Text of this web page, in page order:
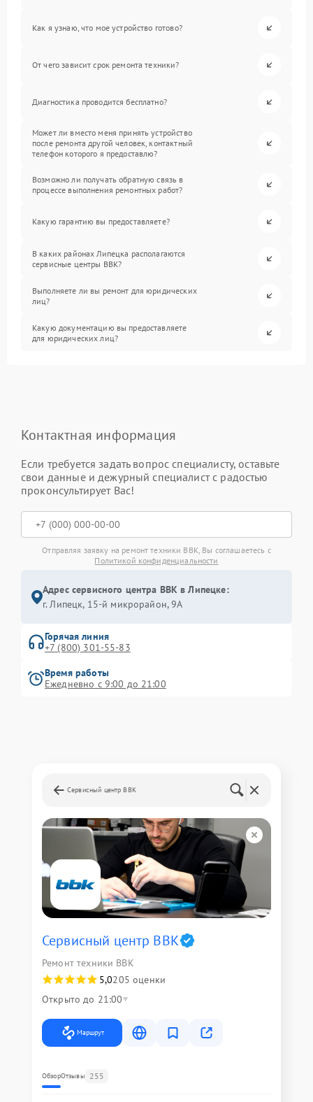
Как я узнаю, что мое устройство готово?
От чего зависит срок ремонта техники?
Диагностика проводится бесплатно?
Может ли вместо меня принять устройство
после ремонта другой человек, контактный
телефон которого я предоставлю?
Возможно ли получать обратную связь в
процессе выполнения ремонтных работ?
Какую гарантию вы предоставляете?
В каких районах Липецка располагаются
сервисные центры BBK?
Выполняете ли вы ремонт для юридических
лиц?
Какую документацию вы предоставляете
для юридических лиц?
Контактная информация
Если требуется задать вопрос специалисту, оставьте
свои данные и дежурный специалист с радостью
проконсультирует Вас!
Отправляя заявку на ремонт техники BBK, Вы соглашаетесь с
Политикой конфиденциальности
Адрес сервисного центра BBK в Липецке:
г. Липецк, 15-й микрорайон, 9А
Горячая линия
+7 (800) 301-55-83
Время работы
Ежедневно с 9:00 до 21:00
Сервисный центр BBK
Сервисный центр BBK
Ремонт техники BBK
5,0205 оценки
Открыто до 21:00
Маршрут
ОбзорОтзывы 255